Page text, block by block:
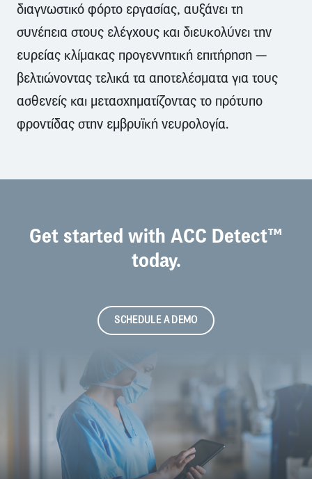
διαγνωστικό φόρτο εργασίας, αυξάνει τη
συνέπεια στους ελέγχους και διευκολύνει την
ευρείας κλίμακας προγεννητική επιτήρηση —
βελτιώνοντας τελικά τα αποτελέσματα για τους
ασθενείς και μετασχηματίζοντας το πρότυπο
φροντίδας στην εμβρυϊκή νευρολογία.
Get started with ACC Detect™
today.
SCHEDULE A DEMO